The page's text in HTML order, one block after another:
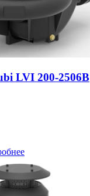
LVI 200-2506B